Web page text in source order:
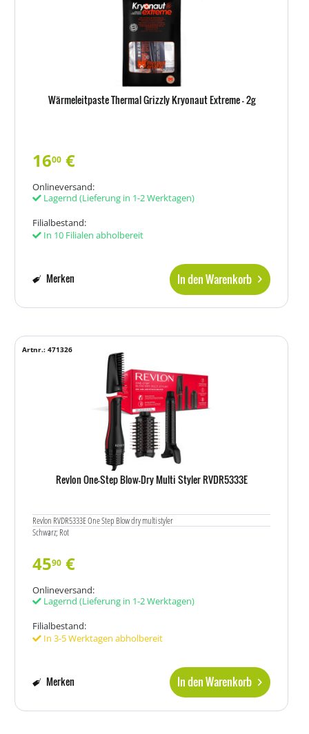
Wärmeleitpaste Thermal Grizzly Kryonaut Extreme - 2g
1600 €
Onlineversand:
Lagernd (Lieferung in 1-2 Werktagen)
Filialbestand:
In 10 Filialen abholbereit
In den Warenkorb
Merken
Revlon One-Step Blow-Dry Multi Styler RVDR5333E
Revlon RVDR5333E One Step Blow dry multi styler
Schwarz; Rot
Artnr.: 471326
4590 €
Onlineversand:
Lagernd (Lieferung in 1-2 Werktagen)
Filialbestand:
In 3-5 Werktagen abholbereit
In den Warenkorb
Merken